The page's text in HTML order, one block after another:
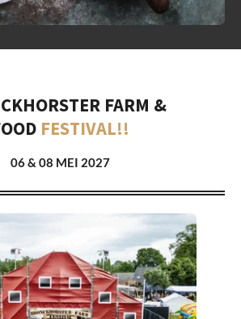
FARM &
FESTIVAL!!
06 & 08 MEI 2027